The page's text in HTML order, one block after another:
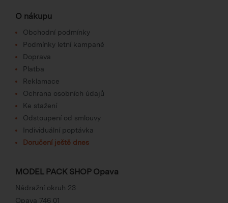
O nákupu
Obchodní podmínky
Podmínky letní kampaně
Doprava
Platba
Reklamace
Ochrana osobních údajů
Ke stažení
Odstoupení od smlouvy
Individuální poptávka
Doručení ještě dnes
MODEL PACK SHOP Opava
Nádražní okruh 23
Opava 746 01